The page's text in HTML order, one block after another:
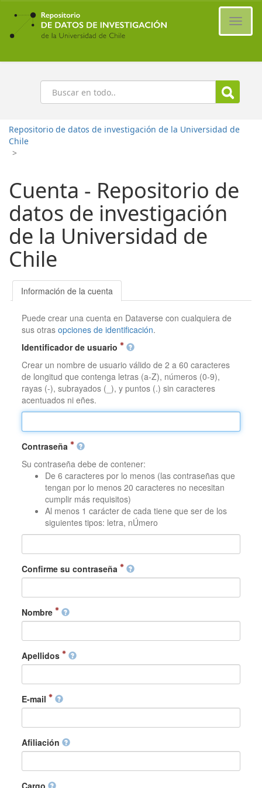
Ir
contenido
principal
Buscar
Repositorio de datos de investigación de la Universidad de
Chile
>
Cuenta - Repositorio de
datos de investigación
de la Universidad de
Chile
Información de la cuenta
Puede crear una cuenta en Dataverse con cualquiera de
sus otrasopciones de identificación.
Identificador de usuario
Crear un nombre de usuario válido de 2 a 60 caracteres
de longitud que contenga letras (a-Z), números (0-9),
rayas (-), subrayados (_), y puntos (.) sin caracteres
acentuados ni eñes.
Contraseña
Su contraseña debe de contener:
De 6 caracteres por lo menos (las contraseñas que
tengan por lo menos 20 caracteres no necesitan
cumplir más requisitos)
Al menos 1 carácter de cada tiene que ser de los
siguientes tipos: letra, nÚmero
Confirme su contraseña
Nombre
Apellidos
E-mail
Afiliación
Cargo